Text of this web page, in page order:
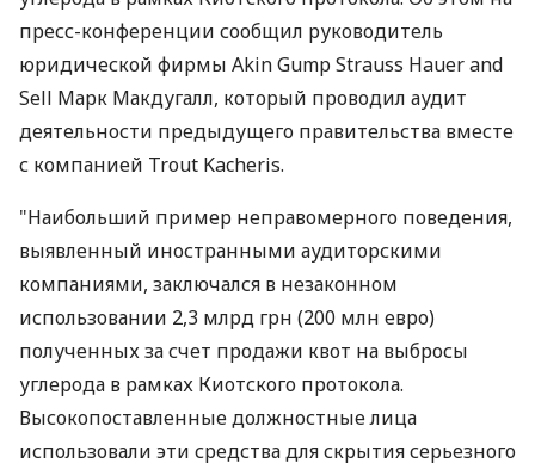
пресс-конференции сообщил руководитель
юридической фирмы Akin Gump Strauss Hauer and
Sell Марк Макдугалл, который проводил аудит
деятельности предыдущего правительства вместе
с компанией Trout Kacheris.
"Наибольший пример неправомерного поведения,
выявленный иностранными аудиторскими
компаниями, заключался в незаконном
использовании 2,3 млрд грн (200 млн евро)
полученных за счет продажи квот на выбросы
углерода в рамках Киотского протокола.
Высокопоставленные должностные лица
использовали эти средства для скрытия серьезного